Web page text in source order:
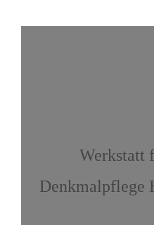
Werkstatt
Denkmalpflege